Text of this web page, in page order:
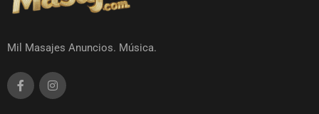
Mil Masajes Anuncios. Música.